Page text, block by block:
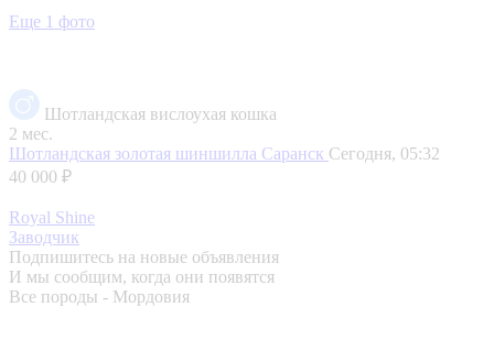
Еще 1 фото
Шотландская вислоухая кошка
2 мес.
Шотландская золотая шиншилла Саранск Сегодня, 05:32
40 000 ₽
Royal Shine
Заводчик
Подпишитесь на новые объявления
И мы сообщим, когда они появятся
Все породы - Мордовия